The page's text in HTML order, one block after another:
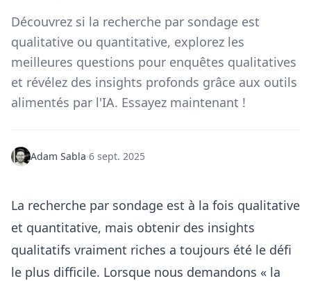
Découvrez si la recherche par sondage est
qualitative ou quantitative, explorez les
meilleures questions pour enquêtes qualitatives
et révélez des insights profonds grâce aux outils
alimentés par l'IA. Essayez maintenant !
Adam Sabla·6 sept. 2025
La recherche par sondage est à la fois qualitative
et quantitative, mais obtenir des insights
qualitatifs vraiment riches a toujours été le défi
le plus difficile. Lorsque nous demandons « la